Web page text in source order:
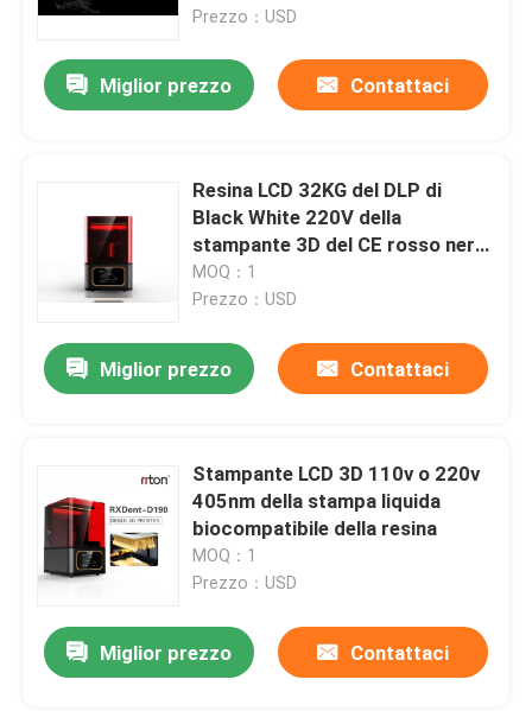
Prezzo：USD
Miglior prezzo Contattaci
Resina LCD 32KG del DLP di
Black White 220V della
stampante 3D del CE rosso nero
D190
MOQ：1
Prezzo：USD
Miglior prezzo Contattaci
Stampante LCD 3D 110v o 220v
405nm della stampa liquida
biocompatibile della resina
MOQ：1
Prezzo：USD
Miglior prezzo Contattaci